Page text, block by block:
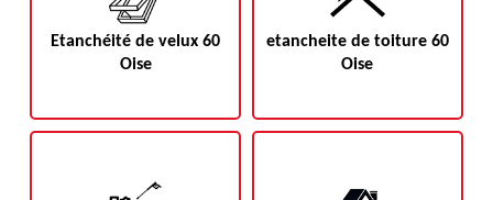
Etanchéité de velux 60
Oise
etancheite de toiture 60
Oise